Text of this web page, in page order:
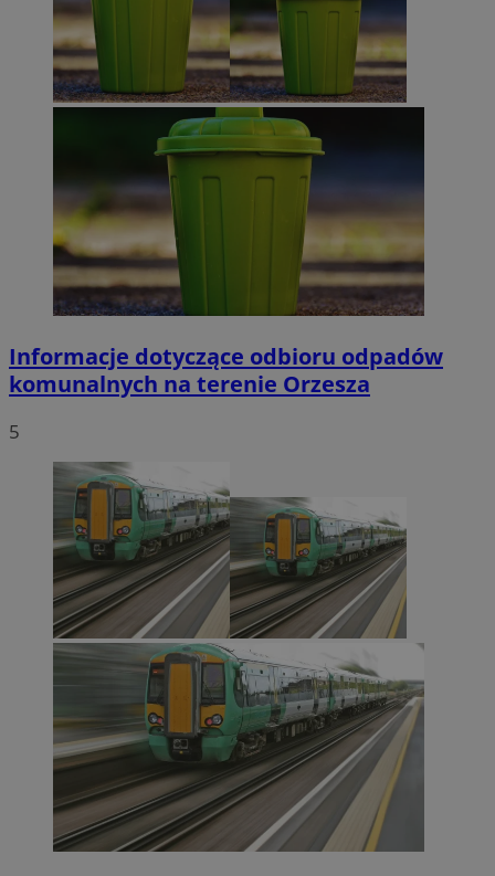
Informacje dotyczące odbioru odpadów
komunalnych na terenie Orzesza
5